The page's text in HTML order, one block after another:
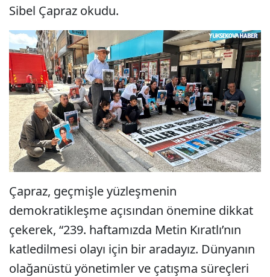
Sibel Çapraz okudu.
Çapraz, geçmişle yüzleşmenin
demokratikleşme açısından önemine dikkat
çekerek, “239. haftamızda Metin Kıratlı’nın
katledilmesi olayı için bir aradayız. Dünyanın
olağanüstü yönetimler ve çatışma süreçleri